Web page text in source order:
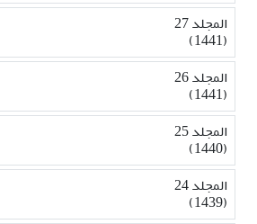
المجلد 27
(1441)
المجلد 26
(1441)
المجلد 25
(1440)
المجلد 24
(1439)